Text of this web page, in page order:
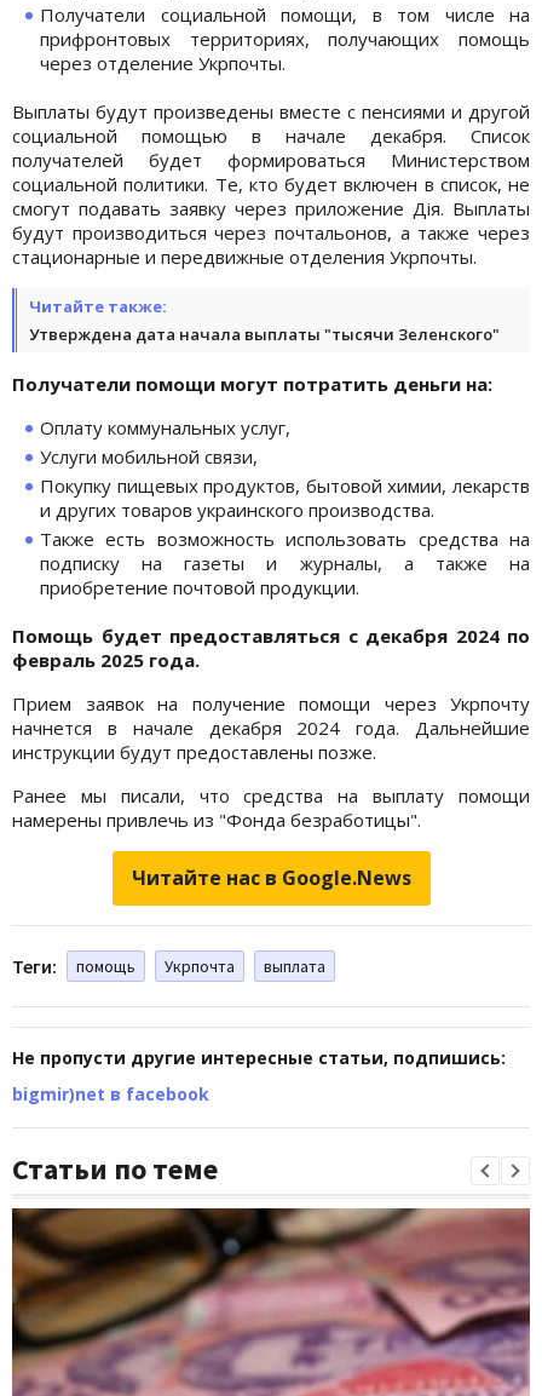
Получатели социальной помощи, в том числе на
прифронтовых территориях, получающих помощь
через отделение Укрпочты.
Выплаты будут произведены вместе с пенсиями и другой
социальной помощью в начале декабря. Список
получателей будет формироваться Министерством
социальной политики. Те, кто будет включен в список, не
смогут подавать заявку через приложение Дія. Выплаты
будут производиться через почтальонов, а также через
стационарные и передвижные отделения Укрпочты.
Читайте также:
Утверждена дата начала выплаты "тысячи Зеленского"
Получатели помощи могут потратить деньги на:
Оплату коммунальных услуг,
Услуги мобильной связи,
Покупку пищевых продуктов, бытовой химии, лекарств
и других товаров украинского производства.
Также есть возможность использовать средства на
подписку на газеты и журналы, а также на
приобретение почтовой продукции.
Помощь будет предоставляться с декабря 2024 по
февраль 2025 года.
Прием заявок на получение помощи через Укрпочту
начнется в начале декабря 2024 года. Дальнейшие
инструкции будут предоставлены позже.
Ранее мы писали, что средства на выплату помощи
намерены привлечь из "Фонда безработицы".
Читайте нас в Google.News
Теги: помощь Укрпочта выплата
Не пропусти другие интересные статьи, подпишись:
bigmir)net в facebook
Статьи по теме